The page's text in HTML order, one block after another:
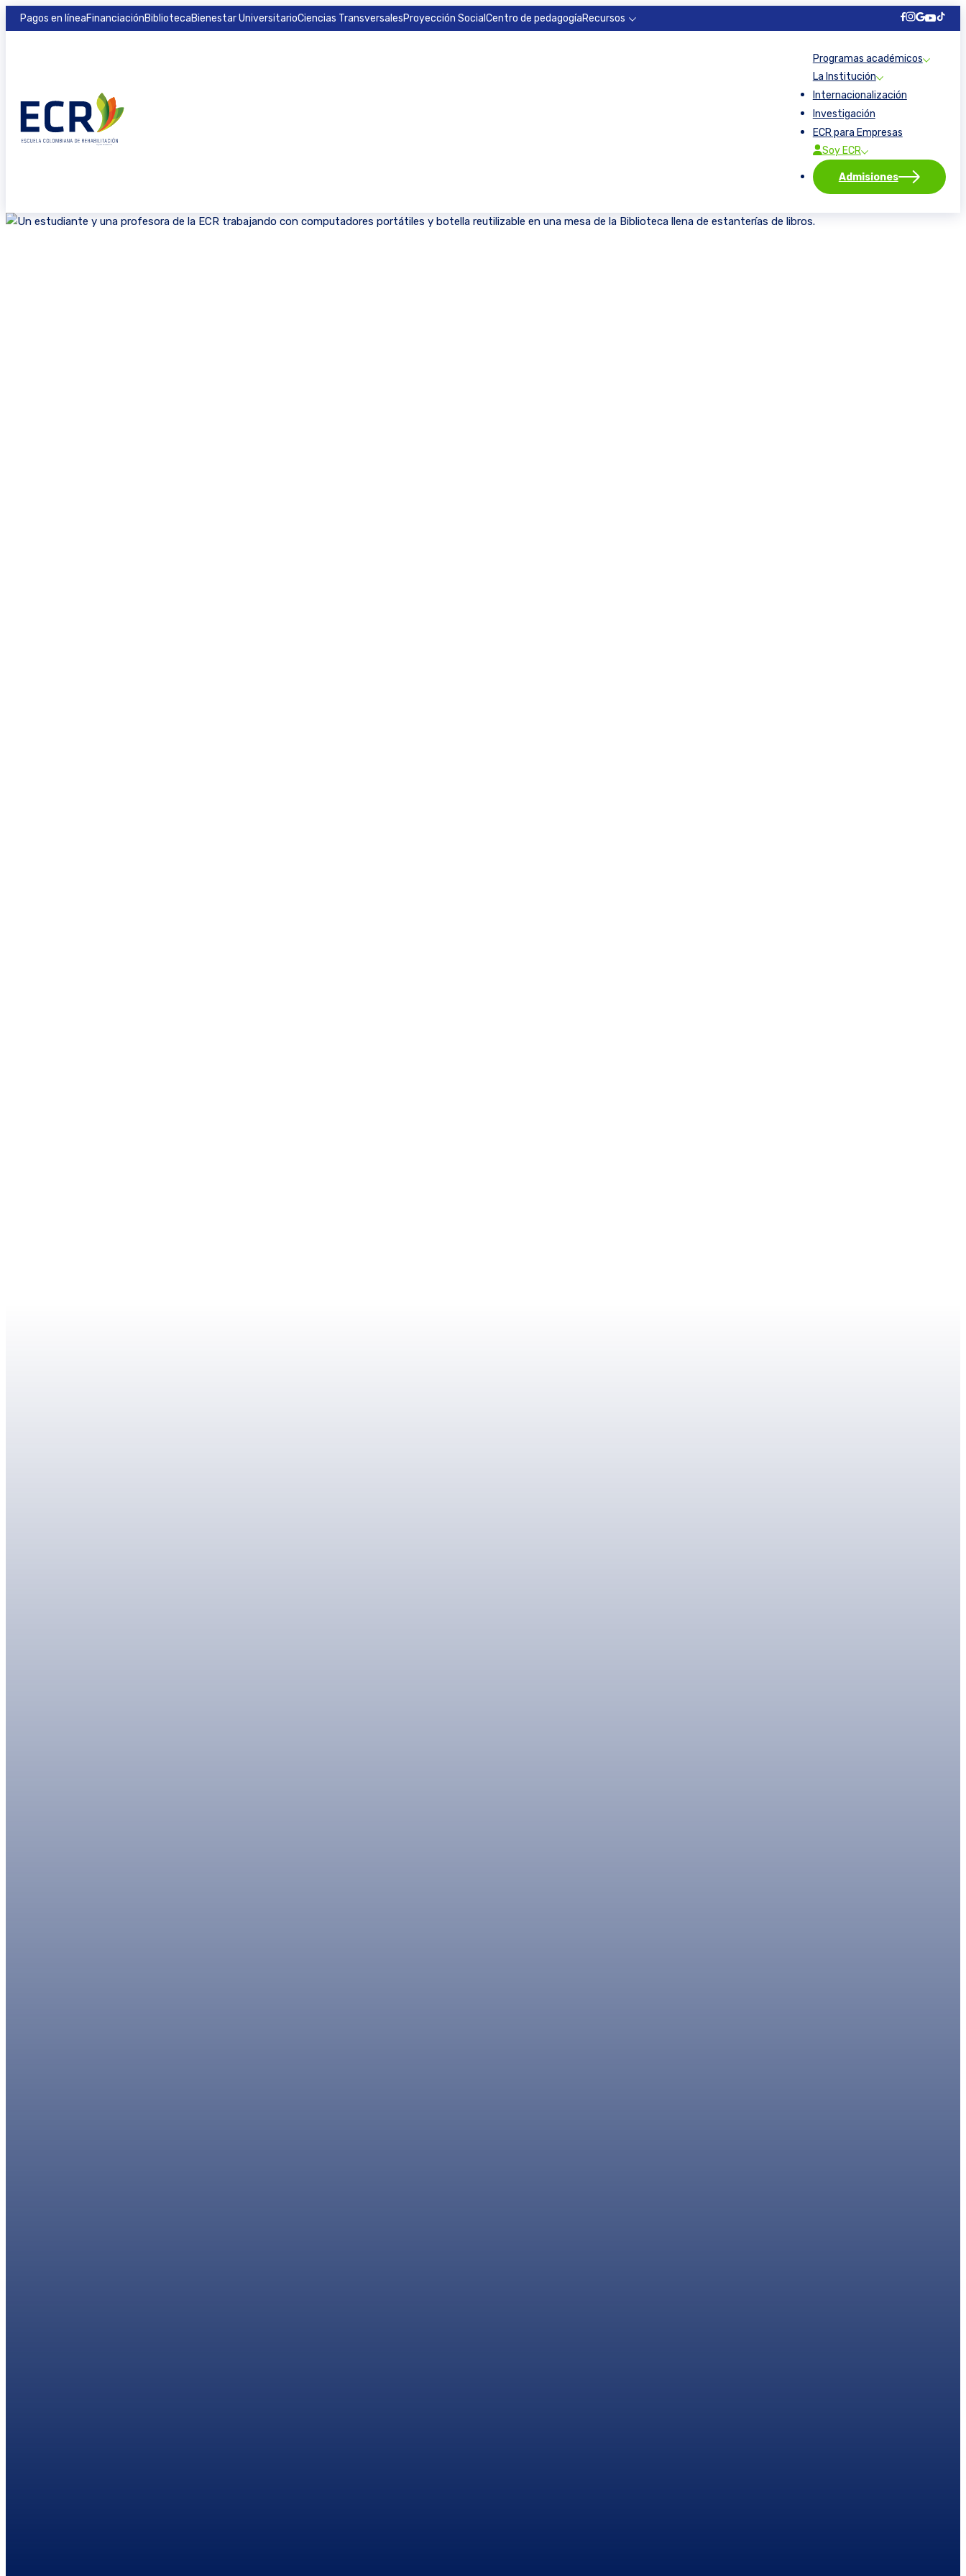
Pagos en líneaFinanciaciónBibliotecaBienestar UniversitarioCiencias TransversalesProyección Social Centro de pedagogíaRecursos
Programas académicos
La Institución
Internacionalización
Investigación
ECR para Empresas
Soy ECR
Admisiones
×××××××××××××××××××××